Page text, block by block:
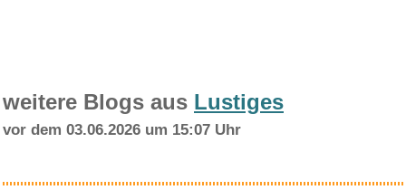
weitere Blogs aus Lustiges
vor dem 03.06.2026 um 15:07 Uhr